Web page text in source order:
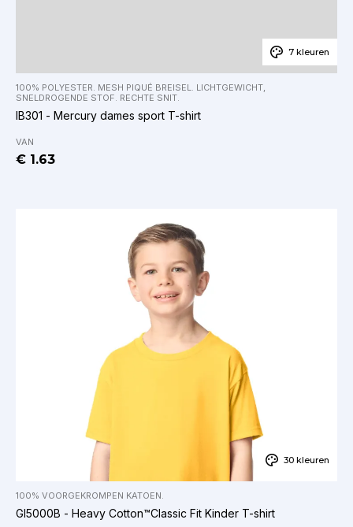
7 kleuren
100% POLYESTER. MESH PIQUÉ BREISEL. LICHTGEWICHT,
SNELDROGENDE STOF. RECHTE SNIT.
IB301 - Mercury dames sport T-shirt
VAN
€ 1.63
30 kleuren
100% VOORGEKROMPEN KATOEN.
GI5000B - Heavy Cotton™Classic Fit Kinder T-shirt